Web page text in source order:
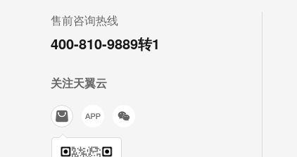
售前咨询热线
400-810-9889转1
关注天翼云